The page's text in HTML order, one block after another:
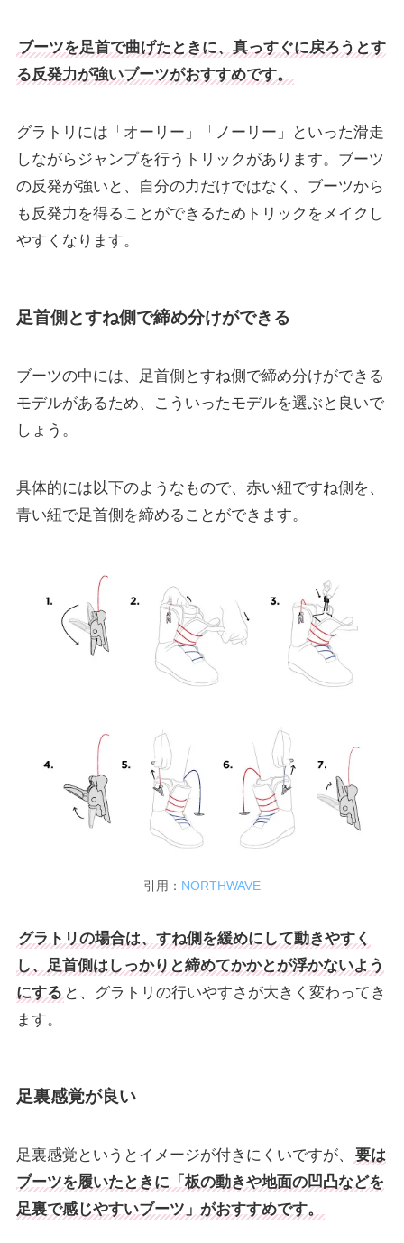
ブーツを足首で曲げたときに、真っすぐに戻ろうとす
る反発力が強いブーツがおすすめです。
グラトリには「オーリー」「ノーリー」といった滑走
しながらジャンプを行うトリックがあります。ブーツ
の反発が強いと、自分の力だけではなく、ブーツから
も反発力を得ることができるためトリックをメイクし
やすくなります。
足首側とすね側で締め分けができる
ブーツの中には、足首側とすね側で締め分けができる
モデルがあるため、こういったモデルを選ぶと良いで
しょう。
具体的には以下のようなもので、赤い紐ですね側を、
青い紐で足首側を締めることができます。
引用： NORTHWAVE
グラトリの場合は、すね側を緩めにして動きやすく
し、足首側はしっかりと締めてかかとが浮かないよう
にする と、グラトリの行いやすさが大きく変わってき
ます。
足裏感覚が良い
足裏感覚というとイメージが付きにくいですが、
要は
ブーツを履いたときに「板の動きや地面の凹凸などを
足裏で感じやすいブーツ」がおすすめです。